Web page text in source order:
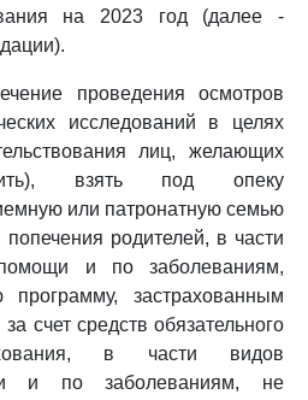
на 2023 год (далее -
проведения осмотров
исследований в целях
лиц, желающих
взять под опеку
или патронатную семью
родителей, в части
и по заболеваниям,
застрахованным
счет средств обязательного
в части видов
и по заболеваниям, не